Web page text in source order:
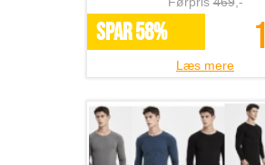
SPAR 58%
Læs mere